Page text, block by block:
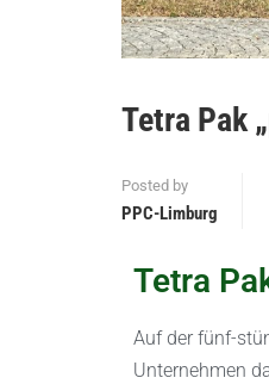
Tetra Pak
Posted by
PPC-Limburg
Tetra
Auf der fünf-
Unternehmen